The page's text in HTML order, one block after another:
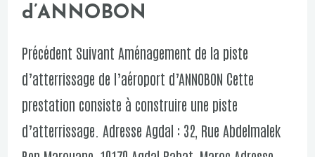
d’ANNOBON
Précédent Suivant Aménagement de la piste
d’atterrissage de l’aéroport d’ANNOBON Cette
prestation consiste à construire une piste
d’atterrissage. Adresse Agdal : 32, Rue Abdelmalek
la
piste